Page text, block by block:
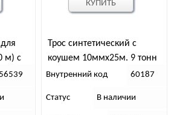
м) с
56539
Трос синтетический с
коушем 10ммх25м. 9 тонн
(серый)RedBTR
Внутренний код 60187
Статус В наличии
КУПИТЬ